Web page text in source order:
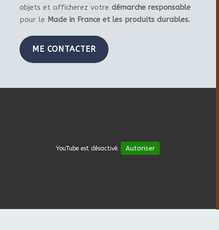
objets et afficherez votre démarche responsable
pour le Made in France et les produits durables.
ME CONTACTER
YouTube est désactivé. Autoriser